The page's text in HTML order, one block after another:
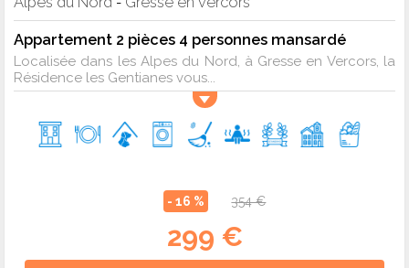
Appartement 2 pièces 4 personnes mansardé
Localisée dans les Alpes du Nord, à Gresse en Vercors, la
Résidence les Gentianes vous...
- 16 % 354 €
299 €